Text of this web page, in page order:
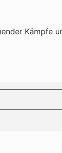
Kämpfe